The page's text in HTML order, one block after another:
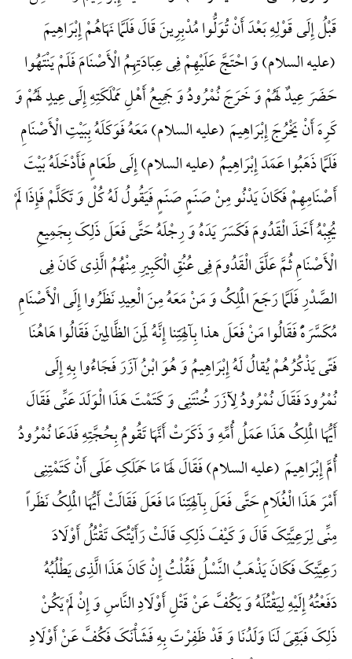
قَبْلُ إِلَی قَوْلِهِ بَعْدَ أَنْ تُوَلُّوا مُدْبِرِینَ قَالَ فَلَمَّا نَهَاهُمْ إِبْرَاهِیمَ
(علیه السلام) وَ احْتَجَّ عَلَیْهِمْ فِی عِبَادَتِهِمُ الْأَصْنَامَ فَلَمْ یَنْتَهُوا
حَضَرَ عِیدٌ لَهُمْ وَ خَرَجَ نُمْرُودُ وَ جَمِیعُ أَهْلِ مَمْلَکَتِهِ إِلَی عِیدٍ لَهُمْ وَ
کَرِهَ أَنْ یَخْرُجَ إِبْرَاهِیمَ (علیه السلام) مَعَهُ فَوَکَلَهُ بِبَیْتِ الْأَصْنَامِ
فَلَمَّا ذَهَبُوا عَمَدَ إِبْرَاهِیمُ (علیه السلام) إِلَی طَعَامٍ فَأَدْخَلَهُ بَیْتَ
أَصْنَامِهِمْ فَکَانَ یَدْنُو مِنْ صَنَمٍ صَنَمٍ فَیَقُولُ لَهُ کُلْ وَ تَکَلَّمْ فَإِذَا لَمْ
یُجِبْهُ أَخَذَ الْقَدُومَ فَکَسَرَ یَدَهُ وَ رِجْلَهُ حَتَّی فَعَلَ ذَلِکَ بِجَمِیعِ
الْأَصْنَامِ ثُمَّ عَلَّقَ الْقَدُومَ فِی عُنُقِ الْکَبِیرِ مِنْهُمُ الَّذِی کَانَ فِی
الصَّدْرِ فَلَمَّا رَجَعَ الْمَلِکُ وَ مَنْ مَعَهُ مِنَ الْعِیدِ نَظَرُوا إِلَی الْأَصْنَامِ
مُکَسَّرَهًًْ فَقَالُوا مَنْ فَعَلَ هذا بِآلِهَتِنا إِنَّهُ لَمِنَ الظَّالِمِینَ فَقَالُوا هَاهُنَا
فَتًی یَذْکُرُهُمْ یُقالُ لَهُ إِبْرَاهِیمُ وَ هُوَ ابْنُ آزَرَ فَجَاءُوا بِهِ إِلَی
نُمْرُودَ فَقَالَ نُمْرُودُ لِآزَرَ خُنْتَنِی وَ کَتَمْتَ هَذَا الْوَلَدَ عَنِّی فَقَالَ
أَیُّهَا الْمَلِکُ هَذَا عَمَلُ أُمِّهِ وَ ذَکَرَتْ أَنَّهَا تَقُومُ بِحُجَّتِهِ فَدَعَا نُمْرُودُ
أُمَّ إِبْرَاهِیمَ (علیه السلام) فَقَالَ لَهَا مَا حَمَلَکِ عَلَی أَنْ کَتَمْتِنِی
أَمْرَ هَذَا الْغُلَامِ حَتَّی فَعَلَ بِآلِهَتِنَا مَا فَعَلَ فَقَالَتْ أَیُّهَا الْمَلِکُ نَظَراً
مِنِّی لِرَعِیَّتِکَ قَالَ وَ کَیْفَ ذَلِکِ قَالَتْ رَأَیْتُکَ تَقْتُلُ أَوْلَادَ
رَعِیَّتِکَ فَکَانَ یَذْهَبُ النَّسْلُ فَقُلْتُ إِنْ کَانَ هَذَا الَّذِی یَطْلُبُهُ
دَفَعْتُهُ إِلَیْهِ لِیَقْتُلَهُ وَ یَکُفَّ عَنْ قَتْلِ أَوْلَادِ النَّاسِ وَ إِنْ لَمْ یَکُنْ
ذَلِکَ فَبَقِیَ لَنَا وَلَدُنَا وَ قَدْ ظَفِرْتَ بِهِ فَشَأْنَکَ فَکُفَّ عَنْ أَوْلَادِ